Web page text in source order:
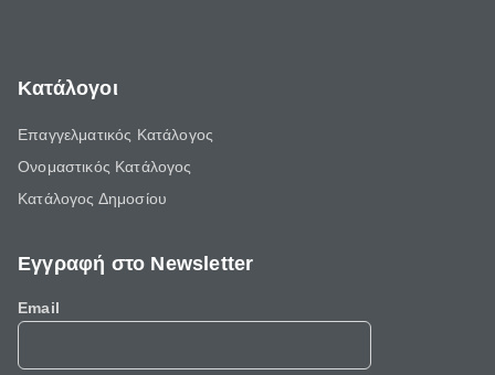
Κατάλογοι
Επαγγελματικός Κατάλογος
Ονομαστικός Κατάλογος
Κατάλογος Δημοσίου
Εγγραφή στο Newsletter
Email